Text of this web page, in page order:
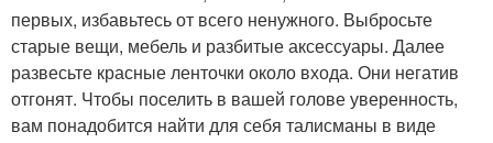
первых, избавьтесь от всего ненужного. Выбросьте
старые вещи, мебель и разбитые аксессуары. Далее
развесьте красные ленточки около входа. Они негатив
отгонят. Чтобы поселить в вашей голове уверенность,
вам понадобится найти для себя талисманы в виде